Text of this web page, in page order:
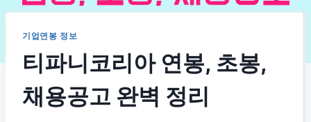
기업연봉 정보
티파니코리아 연봉, 초봉,
채용공고 완벽 정리